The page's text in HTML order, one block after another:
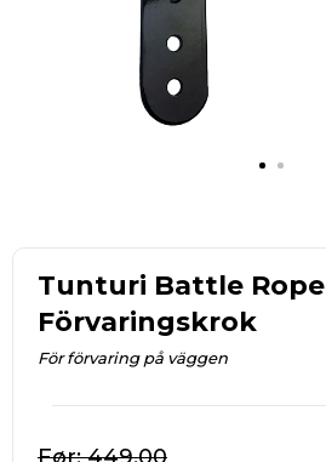
Tunturi Battle Rope
Förvaringskrok
För förvaring på väggen